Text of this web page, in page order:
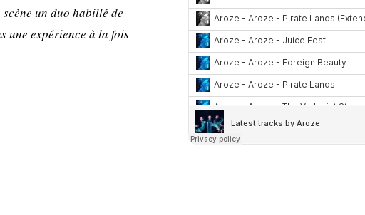
un duo habillé de
une expérience à la fois